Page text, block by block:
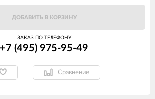
ДОБАВИТЬ В КОРЗИНУ
ЗАКАЗ ПО ТЕЛЕФОНУ
+7 (495) 975-95-49
Сравнение